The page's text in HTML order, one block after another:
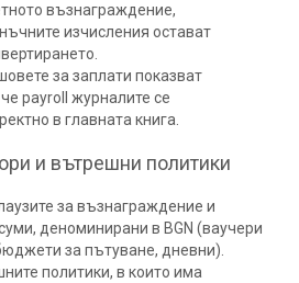
възнаграждение,
изчисления остават
за заплати показват
payroll журналите се
в главната книга.
и вътрешни политики
за възнаграждение и
деноминирани в BGN (ваучери
за пътуване, дневни).
политики, в които има